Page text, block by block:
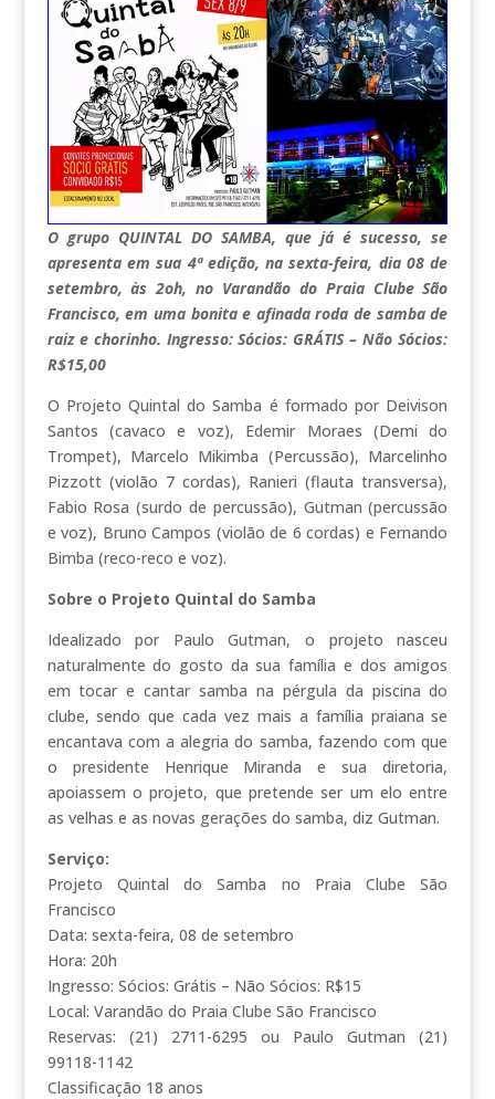
O grupo QUINTAL DO SAMBA, que já é sucesso, se
apresenta em sua 4ª edição, na sexta-feira, dia 08 de
setembro, às 2oh, no Varandão do Praia Clube São
Francisco, em uma bonita e afinada roda de samba de
raiz e chorinho. Ingresso: Sócios: GRÁTIS – Não Sócios:
R$15,00
O Projeto Quintal do Samba é formado por Deivison
Santos (cavaco e voz), Edemir Moraes (Demi do
Trompet), Marcelo Mikimba (Percussão), Marcelinho
Pizzott (violão 7 cordas), Ranieri (flauta transversa),
Fabio Rosa (surdo de percussão), Gutman (percussão
e voz), Bruno Campos (violão de 6 cordas) e Fernando
Bimba (reco-reco e voz).
Sobre o Projeto Quintal do Samba
Idealizado por Paulo Gutman, o projeto nasceu
naturalmente do gosto da sua família e dos amigos
em tocar e cantar samba na pérgula da piscina do
clube, sendo que cada vez mais a família praiana se
encantava com a alegria do samba, fazendo com que
o presidente Henrique Miranda e sua diretoria,
apoiassem o projeto, que pretende ser um elo entre
as velhas e as novas gerações do samba, diz Gutman.
Serviço:
Projeto Quintal do Samba no Praia Clube São
Francisco
Data: sexta-feira, 08 de setembro
Hora: 20h
Ingresso: Sócios: Grátis – Não Sócios: R$15
Local: Varandão do Praia Clube São Francisco
Reservas: (21) 2711-6295 ou Paulo Gutman (21)
99118-1142
Classificação 18 anos